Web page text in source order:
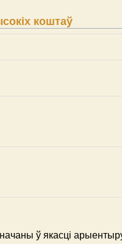
коштаў
ў якасці